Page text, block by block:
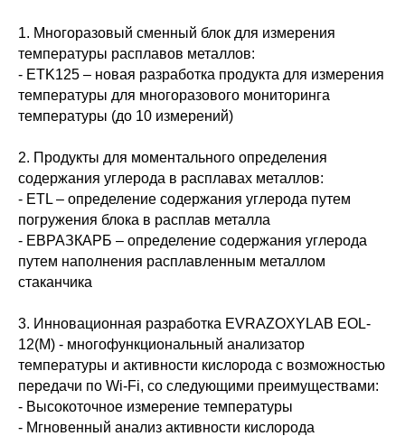
1. Многоразовый сменный блок для измерения
температуры расплавов металлов:
- ETK125 – новая разработка продукта для измерения
температуры для многоразового мониторинга
температуры (до 10 измерений)
2. Продукты для моментального определения
содержания углерода в расплавах металлов:
- ETL – определение содержания углерода путем
погружения блока в расплав металла
- ЕВРАЗКАРБ – определение содержания углерода
путем наполнения расплавленным металлом
стаканчика
3. Инновационная разработка EVRAZOXYLAB EOL-
12(М) - многофункциональный анализатор
температуры и активности кислорода с возможностью
передачи по Wi-Fi, со следующими преимуществами:
- Высокоточное измерение температуры
- Мгновенный анализ активности кислорода